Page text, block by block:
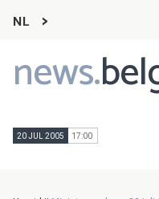
NL
news.
Main
navigation
20 JUL 2005 17:00